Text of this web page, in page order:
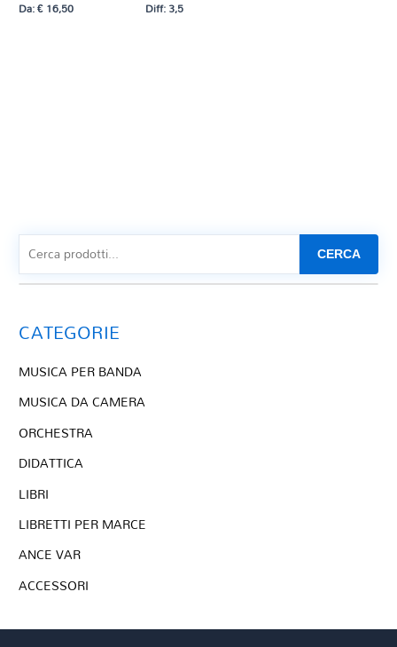
Da:€16,50 Diff: 3,5
CERCA
CATEGORIE
MUSICA PER BANDA
MUSICA DA CAMERA
ORCHESTRA
DIDATTICA
LIBRI
LIBRETTI PER MARCE
ANCE VAR
ACCESSORI